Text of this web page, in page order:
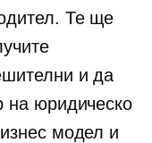
Те ще
и да
на юридическо
модел и